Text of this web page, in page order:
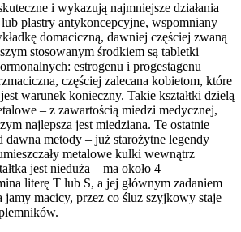
i wykazują najmniejsze działania
plastry antykoncepcyjne, wspomniany
domaciczną, dawniej częściej zwaną
stosowanym środkiem są tabletki
estrogenu i progestagenu
częściej zalecana kobietom, które
warunek konieczny. Takie kształtki dzielą
– z zawartością miedzi medycznej,
najlepsza jest miedziana. Te ostatnie
dawna metody – już starożytne legendy
metalowe kulki wewnątrz
jest nieduża – ma około 4
literę T lub S, a jej głównym zadaniem
jamy macicy, przez co śluz szyjkowy staje